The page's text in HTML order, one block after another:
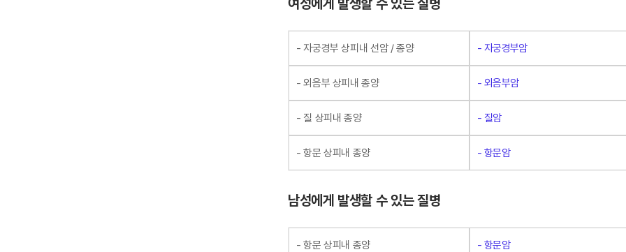
- 자궁경부 상피내 선암 / 종양 - 자궁경부암
- 외음부 상피내 종양 - 외음부암
- 질 상피내 종양 - 질암
- 항문 상피내 종양 - 항문암
남성에게 발생할 수 있는 질병
- 항문 상피내 종양 - 항문암